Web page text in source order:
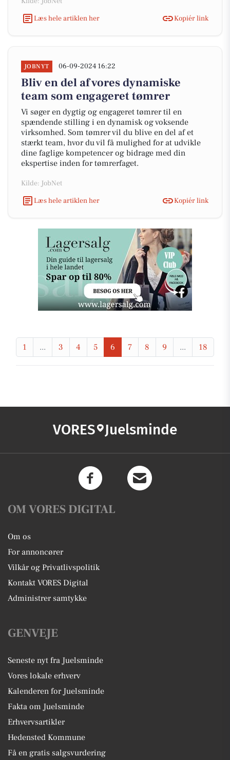
Læs hele artiklen her
Kopiér link
JOBNYT 06-09-2024 16:22
Bliv en del af vores dynamiske
team som engageret tømrer
Vi søger en dygtig og engageret tømrer til en
spændende stilling i en dynamisk og voksende
virksomhed. Som tømrer vil du blive en del af et
stærkt team, hvor du vil få mulighed for at udvikle
dine faglige kompetencer og bidrage med din
ekspertise inden for tømrerfaget.
Kilde: JobNet
Læs hele artiklen her
Kopiér link
1 ... 3 4 5 6 7 8 9 ... 18
VORES Juelsminde
OM VORES DIGITAL
Om os
For annoncører
Vilkår og Privatlivspolitik
Kontakt VORES Digital
Administrer samtykke
GENVEJE
Seneste nyt fra Juelsminde
Vores lokale erhverv
Kalenderen for Juelsminde
Fakta om Juelsminde
Erhvervsartikler
Hedensted Kommune
Få en gratis salgsvurdering